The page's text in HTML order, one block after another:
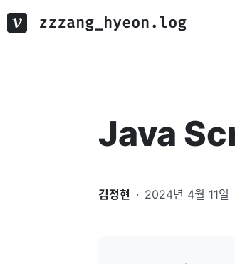
zzzang_hyeon.log
Java
김정현 · 2024년 4월 11일